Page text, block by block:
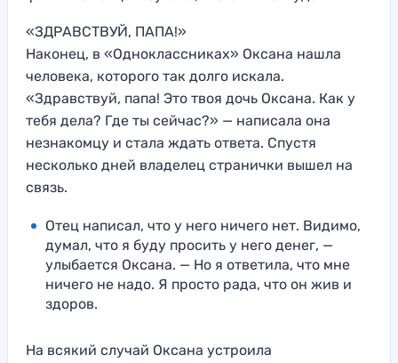
«ЗДРАВСТВУЙ, ПАПА!»
Наконец, в «Одноклассниках» Оксана нашла
человека, которого так долго искала.
«Здравствуй, папа! Это твоя дочь Оксана. Как у
тебя дела? Где ты сейчас?» — написала она
незнакомцу и стала ждать ответа. Спустя
несколько дней владелец странички вышел на
связь.
Отец написал, что у него ничего нет. Видимо,
думал, что я буду просить у него денег, —
улыбается Оксана. — Но я ответила, что мне
ничего не надо. Я просто рада, что он жив и
здоров.
На всякий случай Оксана устроила